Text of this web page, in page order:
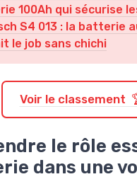
100Ah qui sécurise
S4 013 : la batterie
le job sans chichi
Voir le classement
le rôle
dans une